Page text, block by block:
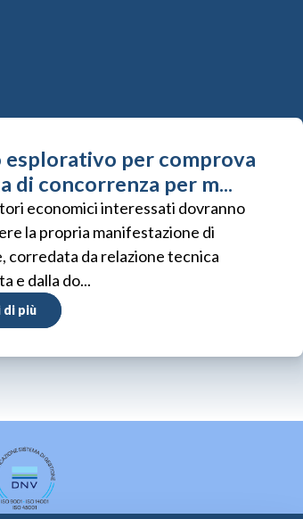
esplorativo per comprova
di concorrenza per m...
economici interessati dovranno
la propria manifestazione di
corredata da relazione tecnica
e dalla do...
di più